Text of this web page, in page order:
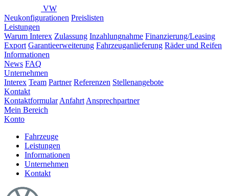
VW
Neukonfigurationen Preislisten
Leistungen
Warum Interex Zulassung Inzahlungnahme Finanzierung/Leasing
Export Garantieerweiterung Fahrzeuganlieferung Räder und Reifen
Informationen
News FAQ
Unternehmen
Interex Team Partner Referenzen Stellenangebote
Kontakt
Kontaktformular Anfahrt Ansprechpartner
Mein Bereich
Konto
Fahrzeuge
Leistungen
Informationen
Unternehmen
Kontakt